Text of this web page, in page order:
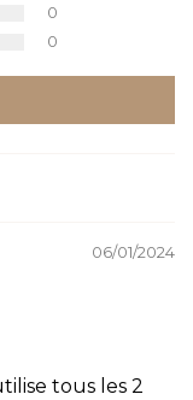
0
0
06/01/2024
tous les 2